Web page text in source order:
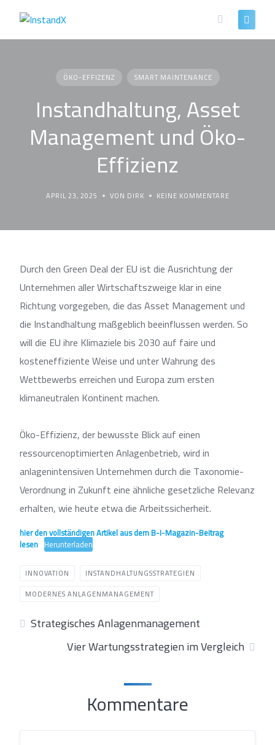
content
ÖKO-EFFIZENZ SMART MAINTENANCE
Instandhaltung, Asset
Management und Öko-
Effizienz
APRIL 23, 2025 VON DIRK KEINE KOMMENTARE
Durch den Green Deal der EU ist die Ausrichtung der
Unternehmen aller Wirtschaftszweige klar in eine
Richtung vorgegeben, die das Asset Management und
die Instandhaltung maßgeblich beeinflussen werden. So
will die EU ihre Klimaziele bis 2030 auf faire und
kosteneffiziente Weise und unter Wahrung des
Wettbewerbs erreichen und Europa zum ersten
klimaneutralen Kontinent machen.
Öko-Effizienz, der bewusste Blick auf einen
ressourcenoptimierten Anlagenbetrieb, wird in
anlagenintensiven Unternehmen durch die Taxonomie-
Verordnung in Zukunft eine ähnliche gesetzliche Relevanz
erhalten, wie heute etwa die Arbeitssicherheit.
hier den vollständigen Artikel aus dem B-I-Magazin-Beitrag
lesen Herunterladen
INNOVATION
INSTANDHALTUNGSSTRATEGIEN
MODERNES ANLAGENMANAGEMENT
Strategisches Anlagenmanagement
Vier Wartungsstrategien im Vergleich
Kommentare